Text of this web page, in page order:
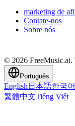
marketing de
Contate-nos
Sobre nós
© 2026 FreeMusic.ai.
Português
English 日本語한국어
繁體中文Tiếng Việt